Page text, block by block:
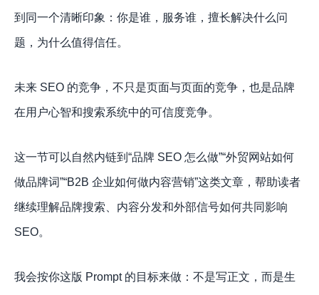
到同一个清晰印象：你是谁，服务谁，擅长解决什么问
题，为什么值得信任。
未来 SEO 的竞争，不只是页面与页面的竞争，也是品牌
在用户心智和搜索系统中的可信度竞争。
这一节可以自然内链到“品牌 SEO 怎么做”“外贸网站如何
做品牌词”“B2B 企业如何做内容营销”这类文章，帮助读者
继续理解品牌搜索、内容分发和外部信号如何共同影响
SEO。
我会按你这版 Prompt 的目标来做：不是写正文，而是生